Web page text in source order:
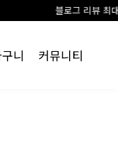
블로그 리뷰 최대10만원 신세
니 커뮤니티